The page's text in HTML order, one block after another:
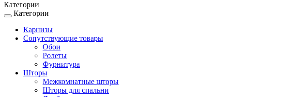
Категории
Toggle
navigation
Категории
Карнизы
Сопутствующие товары
Обои
Ролеты
Фурнитура
Шторы
Межкомнатные шторы
Шторы для спальни